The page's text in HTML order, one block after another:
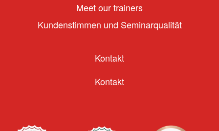
Meet our trainers
Kundenstimmen und Seminarqualität
Kontakt
Kontakt